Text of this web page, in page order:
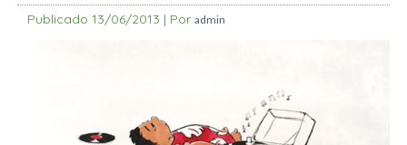
Publicado 13/06/2013 | Por admin